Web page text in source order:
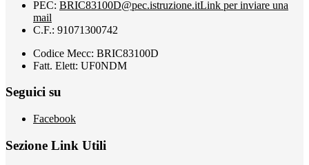
PEC: BRIC83100D@pec.istruzione.itLink per inviare una
mail
C.F.: 91071300742
Codice Mecc: BRIC83100D
Fatt. Elett: UF0NDM
Seguici su
Facebook
Sezione Link Utili